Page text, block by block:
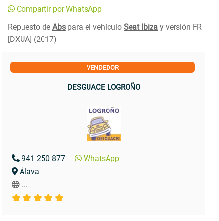
Compartir por WhatsApp
Repuesto de Abs para el vehículo Seat Ibiza y versión FR
[DXUA] (2017)
VENDEDOR
DESGUACE LOGROÑO
941 250 877
WhatsApp
Álava
...